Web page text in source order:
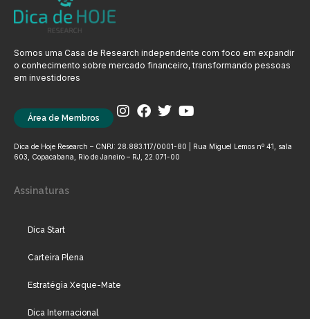
Somos uma Casa de Research independente com foco em expandir
o conhecimento sobre mercado financeiro, transformando pessoas
em investidores
Área de Membros
Dica de Hoje Research – CNPJ: 28.883.117/0001-80 | Rua Miguel Lemos nº 41, sala
603, Copacabana, Rio de Janeiro – RJ, 22.071-00
Assinaturas
Dica Start
Carteira Plena
Estratégia Xeque-Mate
Dica Internacional